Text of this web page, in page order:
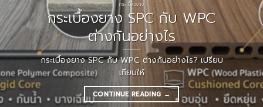
กระเบื้องยาง
กระเบื้องยาง SPC กับ WPC
ต่างกันอย่างไร
กระเบื้องยาง SPC กับ WPC ต่างกันอย่างไร? เปรียบ
เทียบให้
CONTINUE READING →